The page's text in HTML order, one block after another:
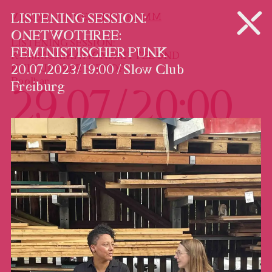
PROGRAMM
VERGANGENES PROGRAMM
LISTENING SESSION:
KOMMUNIKATIONSMITTEL UND
KULTURERBE HIPHOP
Poolbar
29.07 / 20:00
LISTENING SESSION:
ONETWOTHREE:
FEMINISTISCHER PUNK
20.07.2023 / 19:00 / Slow Club
Freiburg